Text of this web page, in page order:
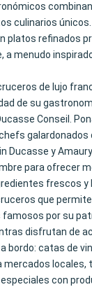
culinarios únicos.
platos refinados
a menudo
de lujo
de su
Conseil.
galardonados
Ducasse y
para ofrecer
frescos y
que
por su
disfrutan de
bordo: catas de
mercados locales,
con